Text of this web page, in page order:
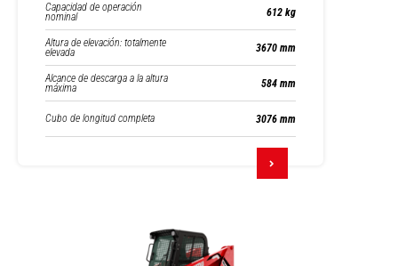
Capacidad de operación
nominal 612 kg
Altura de elevación: totalmente
elevada 3670 mm
Alcance de descarga a la altura
máxima 584 mm
Cubo de longitud completa 3076 mm